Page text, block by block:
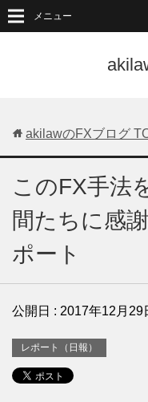
メニュー
akilawのFXブログ
このFX手法
間たちに感
ポート
公開日 : 2017年12月29
レポート（日報）